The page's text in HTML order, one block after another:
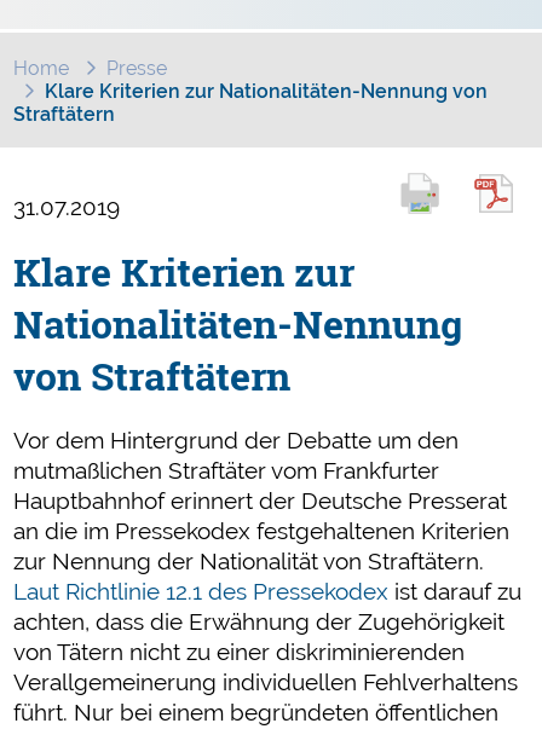
Home
Presse
Klare Kriterien zur Nationalitäten-Nennung von
Straftätern
31.07.2019
Klare Kriterien zur
Nationalitäten-Nennung
von Straftätern
Vor dem Hintergrund der Debatte um den
mutmaßlichen Straftäter vom Frankfurter
Hauptbahnhof erinnert der Deutsche Presserat
an die im Pressekodex festgehaltenen Kriterien
zur Nennung der Nationalität von Straftätern.
Laut Richtlinie 12.1 des Pressekodex ist darauf zu
achten, dass die Erwähnung der Zugehörigkeit
von Tätern nicht zu einer diskriminierenden
Verallgemeinerung individuellen Fehlverhaltens
führt. Nur bei einem begründeten öffentlichen